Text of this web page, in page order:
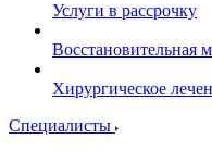
Услуги в рассрочку
Восстановительная
Хирургическое
Специалисты